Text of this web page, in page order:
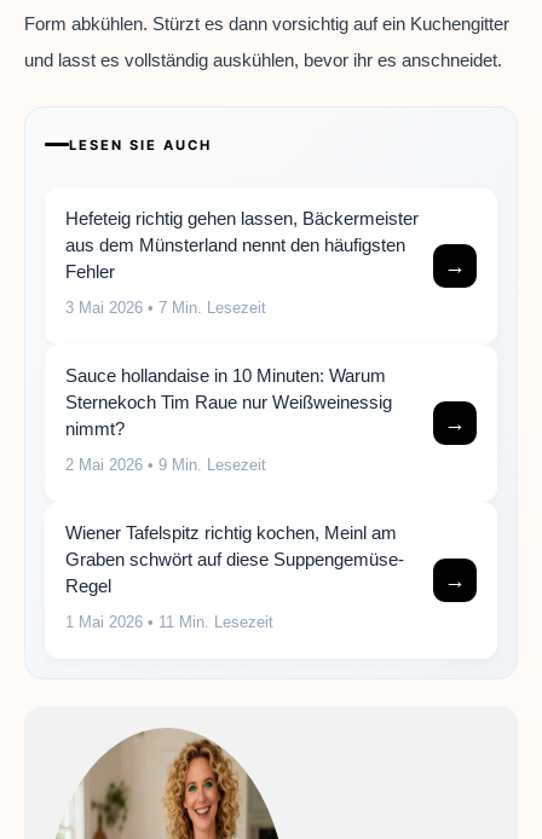
Form abkühlen. Stürzt es dann vorsichtig auf ein Kuchengitter
und lasst es vollständig auskühlen, bevor ihr es anschneidet.
LESEN SIE AUCH
Hefeteig richtig gehen lassen, Bäckermeister
aus dem Münsterland nennt den häufigsten
Fehler
3 Mai 2026 • 7 Min. Lesezeit
→
Sauce hollandaise in 10 Minuten: Warum
Sternekoch Tim Raue nur Weißweinessig
nimmt?
2 Mai 2026 • 9 Min. Lesezeit
→
Wiener Tafelspitz richtig kochen, Meinl am
Graben schwört auf diese Suppengemüse-
Regel
1 Mai 2026 • 11 Min. Lesezeit
→